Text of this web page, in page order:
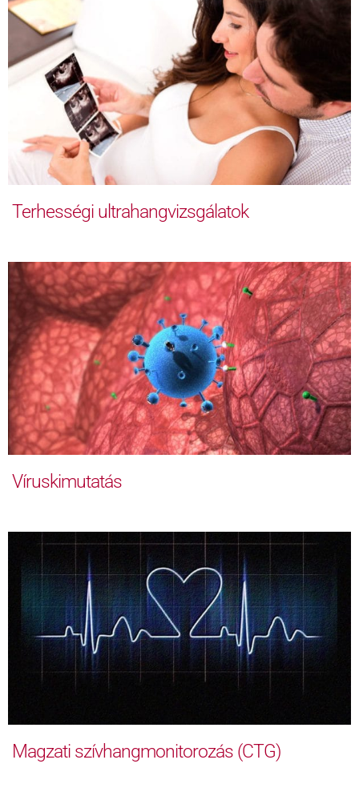
Terhességi ultrahangvizsgálatok
Víruskimutatás
Magzati szívhangmonitorozás (CTG)